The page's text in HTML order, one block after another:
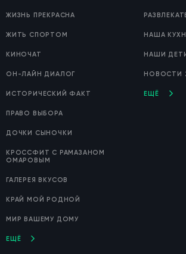
ЖИЗНЬ ПРЕКРАСНА
ЖИТЬ СПОРТОМ
КИНОЧАТ
ОН-ЛАЙН ДИАЛОГ
ИСТОРИЧЕСКИЙ ФАКТ
ПРАВО ВЫБОРА
ДОЧКИ СЫНОЧКИ
КРОССФИТ С РАМАЗАНОМ
ОМАРОВЫМ
ГАЛЕРЕЯ ВКУСОВ
КРАЙ МОЙ РОДНОЙ
МИР ВАШЕМУ ДОМУ
ЕЩЁ
НАША
НАШИ
НОВОСТИ
ЕЩЁ